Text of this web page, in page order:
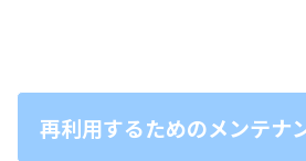
再利用するためのメンテナ